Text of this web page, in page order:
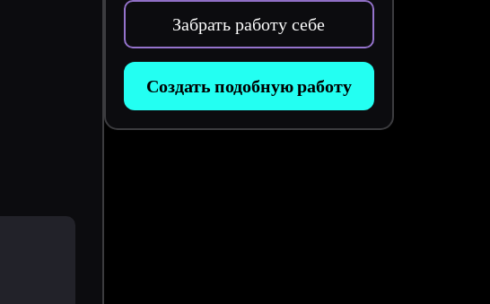
Забрать работу себе
Создать подобную работу